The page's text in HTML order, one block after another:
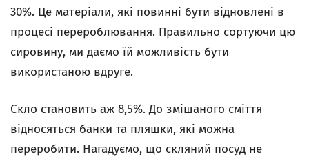
30%. Це матеріали, які повинні бути відновлені в
процесі перероблювання. Правильно сортуючи цю
сировину, ми даємо їй можливість бути
використаною вдруге.
Скло становить аж 8,5%. До змішаного сміття
відносяться банки та пляшки, які можна
переробити. Нагадуємо, що скляний посуд не